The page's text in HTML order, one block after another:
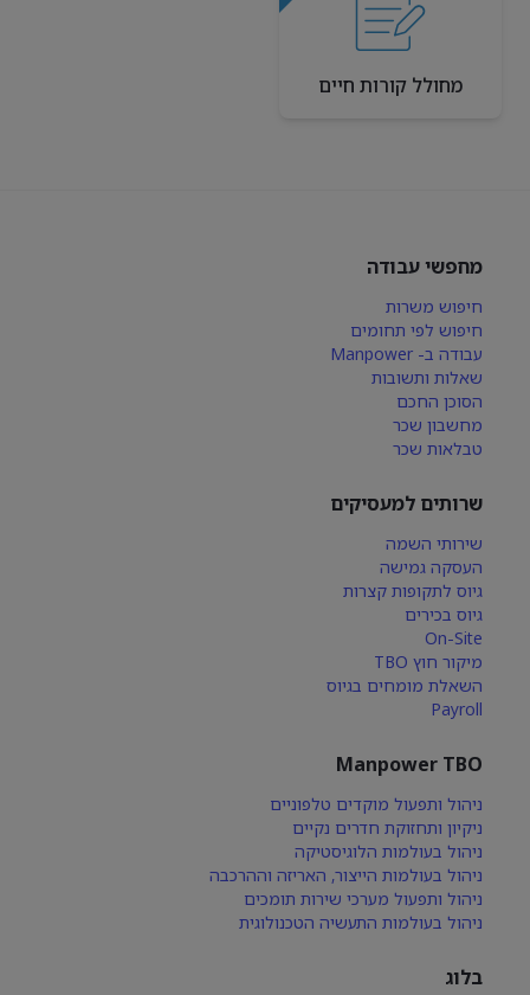
מחולל קורות חיים
מחפשי עבודה
חיפוש משרות
חיפוש לפי תחומים
עבודה ב- Manpower
שאלות ותשובות
הסוכן החכם
מחשבון שכר
טבלאות שכר
שרותים למעסיקים
שירותי השמה
העסקה גמישה
גיוס לתקופות קצרות
גיוס בכירים
On-Site
מיקור חוץ TBO
השאלת מומחים בגיוס
Payroll
Manpower TBO
ניהול ותפעול מוקדים טלפוניים
ניקיון ותחזוקת חדרים נקיים
ניהול בעולמות הלוגיסטיקה
ניהול בעולמות הייצור, האריזה וההרכבה
ניהול ותפעול מערכי שירות תומכים
ניהול בעולמות התעשיה הטכנולוגית
בלוג